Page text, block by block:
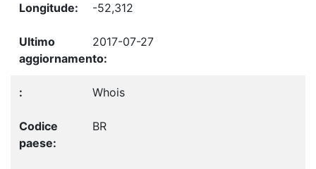
-52,312
2017-07-27
Whois
BR